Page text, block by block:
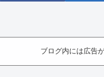
ブログ内には広告